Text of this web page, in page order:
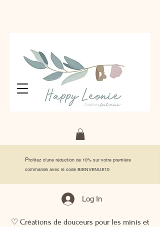
Profitez d'une réduction de 10% sur votre première
commande avec le code BIENVENUE10
Log In
♡ Créations de douceurs pour les minis et